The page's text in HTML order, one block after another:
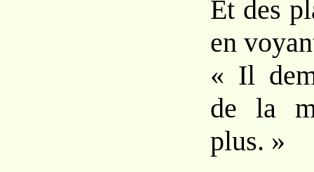
Et des
en
« Il
de la
plus. »